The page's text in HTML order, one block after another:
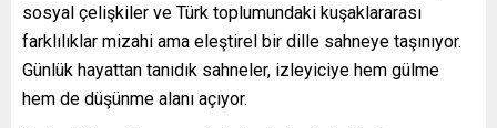
sosyal çelişkiler ve Türk toplumundaki kuşaklararası
farklılıklar mizahi ama eleştirel bir dille sahneye taşınıyor.
Günlük hayattan tanıdık sahneler, izleyiciye hem gülme
hem de düşünme alanı açıyor.